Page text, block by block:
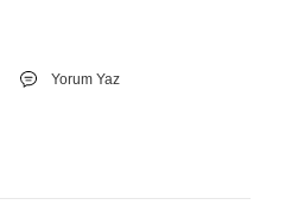
Yorum Yaz